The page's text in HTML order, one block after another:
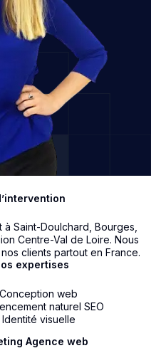
Agence web
expertises
Conception web
naturel SEO
Identité visuelle
Saint-Doulchard, Bourges,
Centre-Val de Loire. Nous
clients partout en France.